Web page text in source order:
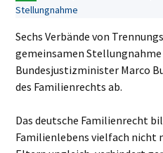
Stellungnahme
Sechs Verbände von
gemeinsamen Stellungnahme
Bundesjustizminister Marco
des Familienrechts ab.
Das deutsche Familienrecht
Familienlebens vielfach nicht